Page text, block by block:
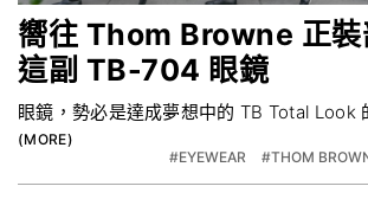
嚮往 Thom Browne 正裝
這副 TB-704 眼鏡
眼鏡，勢必是達成夢想中的 TB Total Look
#EYEWEAR #THOM